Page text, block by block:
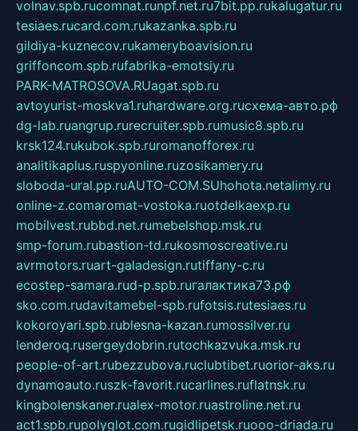
volnav.spb.rucomnat.runpf.net.ru7bit.pp.rukalugatur.ru
tesiaes.rucard.com.rukazanka.spb.ru
gildiya-kuznecov.rukameryboavision.ru
griffoncom.spb.rufabrika-emotsiy.ru
PARK-MATROSOVA.RUagat.spb.ru
avtoyurist-moskva1.ruhardware.org.ruсхема-авто.рф
dg-lab.ruangrup.rurecruiter.spb.rumusic8.spb.ru
krsk124.rukubok.spb.ruromanofforex.ru
analitikaplus.ruspyonline.ruzosikamery.ru
sloboda-ural.pp.ruAUTO-COM.SUhohota.netalimy.ru
online-z.comaromat-vostoka.ruotdelkaexp.ru
mobilvest.rubbd.net.rumebelshop.msk.ru
smp-forum.rubastion-td.rukosmoscreative.ru
avrmotors.ruart-galadesign.rutiffany-c.ru
ecostep-samara.rud-p.spb.ruгалактика73.рф
sko.com.rudavitamebel-spb.rufotsis.rutesiaes.ru
kokoroyari.spb.rublesna-kazan.rumossilver.ru
lenderoq.rusergeydobrin.rutochkazvuka.msk.ru
people-of-art.rubezzubova.ruclubtibet.ruorior-aks.ru
dynamoauto.ruszk-favorit.rucarlines.ruflatnsk.ru
kingbolenskaner.rualex-motor.ruastroline.net.ru
act1.spb.rupolyglot.com.rugidlipetsk.ruooo-driada.ru